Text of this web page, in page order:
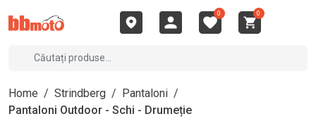
0 0
Home / Strindberg / Pantaloni /
Pantaloni Outdoor - Schi - Drumeție